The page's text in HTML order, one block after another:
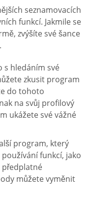
seznamovacích
funkcí. Jakmile se
zvýšíte své šance
s hledáním své
zkusit program
do tohoto
na svůj profilový
ukážete své vážné
program, který
funkcí, jako
můžete vyměnit